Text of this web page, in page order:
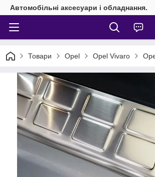
Автомобільні аксесуари і обладнання.
Товари Opel Opel Vivaro